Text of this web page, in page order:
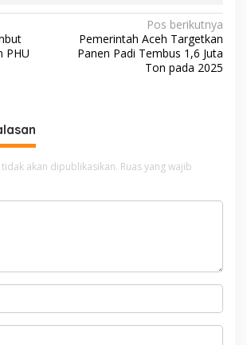
PHU
Pos berikutnya
Pemerintah Aceh Targetkan
Panen Padi Tembus 1,6 Juta
Ton pada 2025
akan dipublikasikan. Ruas yang wajib